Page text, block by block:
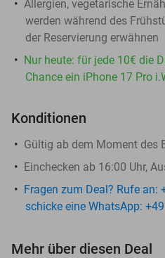
Allergien, vegetarische
werden während des
der Reservierung erwähnen
Nur heute: für jede 10€ die
Chance ein iPhone 17 Pro
Konditionen
Gültig ab dem Moment des
Einchecken ab 16:00 Uhr,
Fragen zum Deal? Rufe an:
schicke eine WhatsApp:
Mehr über diesen Deal